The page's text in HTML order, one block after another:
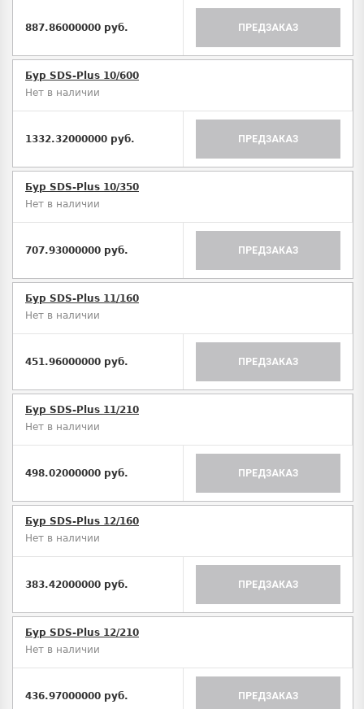
887.86000000 руб. ПРЕДЗАКАЗ
Бур SDS-Plus 10/600
Нет в наличии
1332.32000000 руб. ПРЕДЗАКАЗ
Бур SDS-Plus 10/350
Нет в наличии
707.93000000 руб. ПРЕДЗАКАЗ
Бур SDS-Plus 11/160
Нет в наличии
451.96000000 руб. ПРЕДЗАКАЗ
Бур SDS-Plus 11/210
Нет в наличии
498.02000000 руб. ПРЕДЗАКАЗ
Бур SDS-Plus 12/160
Нет в наличии
383.42000000 руб. ПРЕДЗАКАЗ
Бур SDS-Plus 12/210
Нет в наличии
436.97000000 руб. ПРЕДЗАКАЗ